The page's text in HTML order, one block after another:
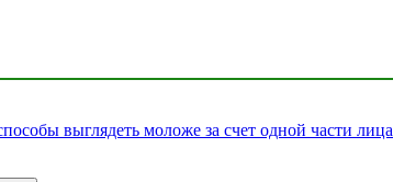
выглядеть моложе за счет одной части лица